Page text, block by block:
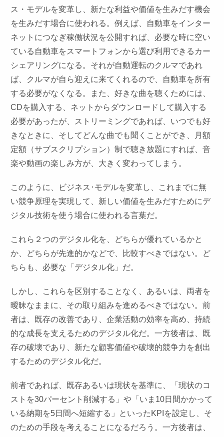
ス・モデルを変革し、新たな利益や価値を生みだす機会
を生みだす場合に使われる。例えば、自動車をインター
ネットにつなぎ稼働状況を公開すれば、必要な時に空い
ている自動車をスマートフォンから選び利用できるカー
シェアリングになる。それが自動運転のクルマであれ
ば、クルマが自ら迎えに来てくれるので、自動車を所有
する必要がなくなる。また、好きな曲を聴くためには、
CDを購入する、ネットからダウンロードして購入する
必要があったが、ストリーミングであれば、いつでも好
きなときに、そしてどんな曲でも聞くことができ、月額
定額（サブスクリプション）制で聴き放題にすれば、音
楽や動画の楽しみ方が、大きく変わってしまう。
このように、ビジネス･モデルを変革し、これまでに無
い競争原理を実現して、新しい価値を生みだすためにデ
ジタル技術を使う場合に使われる言葉だ。
これら２つのデジタル化を、どちらが優れているかと
か、どちらが先進的かなどで、比較すべきではない。ど
ちらも、必要な「デジタル化」だ。
しかし、これらを区別することなく、あるいは、両者を
曖昧なままに、その取り組みを進めるべきではない。前
者は、既存の改善であり、企業活動の効率を高め、持続
的な成長を支えるためのデジタル化だ。一方後者は、既
存の破壊であり、新たな顧客価値や破壊的競争力を創出
するためのデジタル化だ。
前者であれば、既存あるいは現状を基準に、「現状のコ
ストを30パーセント削減する」や「いま10日間かかって
いる納期を5日間へ短縮する」といったKPIを設定し、そ
のための手段を考えることになるだろう。一方後者は、